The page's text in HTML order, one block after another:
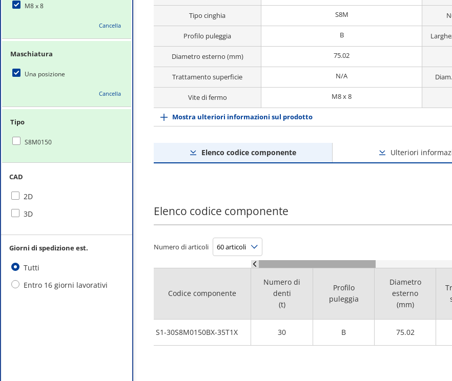
M8 x 8
Cancella
Maschiatura
Una posizione
Cancella
Tipo
S8M0150
CAD
2D
3D
Giorni di spedizione est.
Tutti
Entro 16 giorni lavorativi
Tipo cinghia S8M
Profilo puleggia B
Diametro esterno (mm) 75.02
Trattamento superficie N/A
Vite di fermo M8 x 8
Mostra ulteriori informazioni sul prodotto
Elenco codice componente Ulteriori
Elenco codice componente
Numero di articoli
Codice componente
S1-30S8M0150BX-35T1X
Numero di
denti
(t)
Profilo
puleggia
Diametro
esterno
(mm)
30 B 75.02